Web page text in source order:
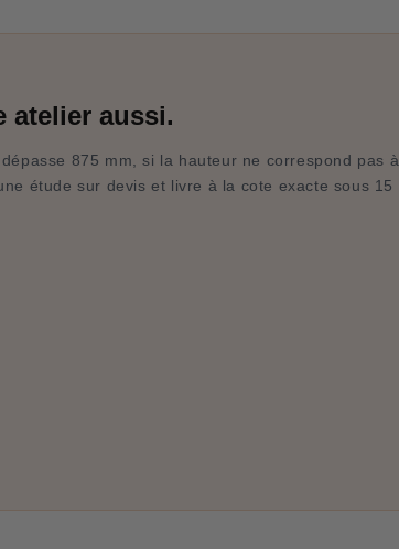
atelier aussi.
875 mm, si la hauteur ne correspond pas à
étude sur devis et livre à la cote exacte sous 15